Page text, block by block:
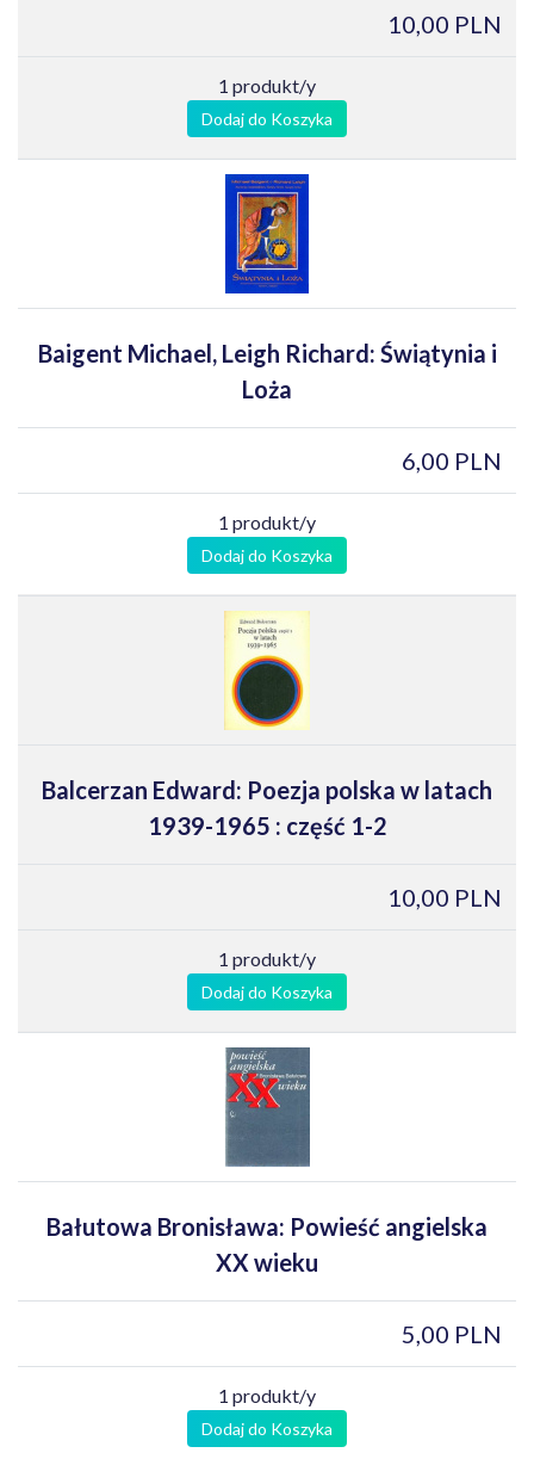
10,00 PLN
1 produkt/y
Dodaj do Koszyka
Baigent Michael, Leigh Richard: Świątynia i
Loża
6,00 PLN
1 produkt/y
Dodaj do Koszyka
Balcerzan Edward: Poezja polska w latach
1939-1965 : część 1-2
10,00 PLN
1 produkt/y
Dodaj do Koszyka
Bałutowa Bronisława: Powieść angielska
XX wieku
5,00 PLN
1 produkt/y
Dodaj do Koszyka